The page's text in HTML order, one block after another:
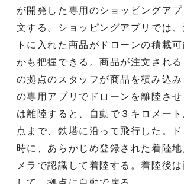
が開発した専用のショッピングア
文する。ショッピングアプリでは
トに入れた商品がドローンの積載可
かも把握できる。商品が注文され
の拠点のスタッフが商品を積み込み
の専用アプリでドローンを離陸さ
は離陸すると、自動で３キロメー
点まで、鉄塔に沿って飛行した。
時に、あらかじめ登録された着陸
メラで認識して着陸する。着陸後